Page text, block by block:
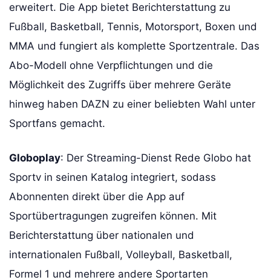
erweitert. Die App bietet Berichterstattung zu
Fußball, Basketball, Tennis, Motorsport, Boxen und
MMA und fungiert als komplette Sportzentrale. Das
Abo-Modell ohne Verpflichtungen und die
Möglichkeit des Zugriffs über mehrere Geräte
hinweg haben DAZN zu einer beliebten Wahl unter
Sportfans gemacht.
Globoplay: Der Streaming-Dienst Rede Globo hat
Sportv in seinen Katalog integriert, sodass
Abonnenten direkt über die App auf
Sportübertragungen zugreifen können. Mit
Berichterstattung über nationalen und
internationalen Fußball, Volleyball, Basketball,
Formel 1 und mehrere andere Sportarten